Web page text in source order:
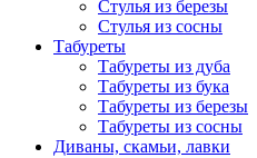
Стулья из березы
Стулья из сосны
Табуреты
Табуреты из дуба
Табуреты из бука
Табуреты из березы
Табуреты из сосны
Диваны, скамьи, лавки